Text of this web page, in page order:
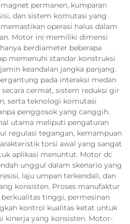
permanen, kumparan
dan sistem komutasi yang
operasi halus dalam
Motor ini memiliki dimensi
berdiameter beberapa
memenuhi standar konstruksi
keandalan jangka panjang.
pada interaksi medan
cermat, sistem reduksi gir
serta teknologi komutasi
penggosok yang canggih.
utama meliputi pengaturan
regulasi tegangan, kemampuan
torsi awal yang sangat
aplikasi menuntut. Motor dc
unggul dalam skenario yang
laju umpan terkendali, dan
konsisten. Proses manufaktur
tinggi, permesinan
kontrol kualitas ketat untuk
kinerja yang konsisten. Motor-